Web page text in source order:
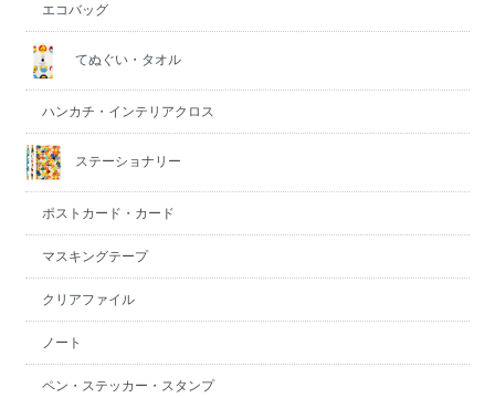
エコバッグ
てぬぐい・タオル
ハンカチ・インテリアクロス
ステーショナリー
ポストカード・カード
マスキングテープ
クリアファイル
ノート
ペン・ステッカー・スタンプ